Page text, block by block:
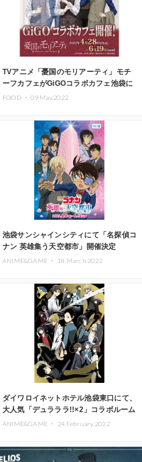
TVアニメ「憂国のモリアーティ」モチ
ーフカフェがGiGOコラボカフェ池袋に
て開催
FOOD ・09.May.2022
池袋サンシャインシティにて「名探偵コ
ナン 英雄集う天空都市」開催決定
ANIME&GAME ・ 18.March.2022
ダイワロイネットホテル池袋東口にて、
大人気「デュラララ!!×2」コラボルーム
produced by EJアニメホテル再登場
ANIME&GAME ・ 24.February.2022